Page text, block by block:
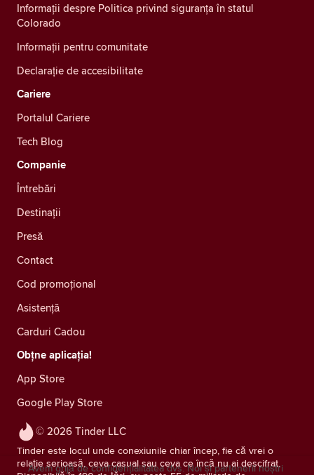
© 2026 Tinder LLC
Tinder este locul unde conexiunile chiar încep, fie că vrei o
relație serioasă, ceva casual sau ceva ce încă nu ai descifrat.
Informații despre Politica privind siguranța în statul
Colorado
Informații pentru comunitate
Declarație de accesibilitate
Cariere
Portalul Cariere
Tech Blog
Companie
Întrebări
Destinații
Presă
Contact
Cod promoțional
Asistență
Carduri Cadou
Obțne aplicația!
App Store
Google Play Store
Avem grijă de confidențialitatea dvs. Noi și partenerii noștri